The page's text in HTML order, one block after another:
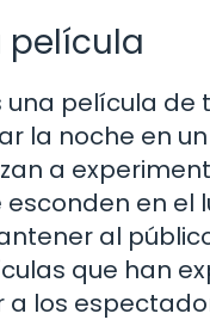
una película
la noche en
a
en el
al
que han
los